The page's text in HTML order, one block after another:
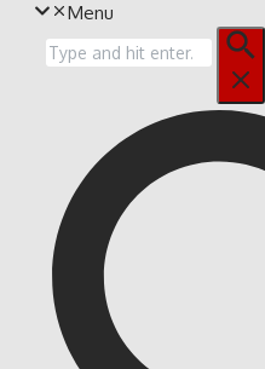
Menu
Pencarian
untuk: